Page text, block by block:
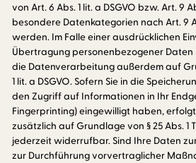
von Art. 6 Abs. 1 lit. a DSGVO bzw. Art. 9
besondere Datenkategorien nach Art. 9
werden. Im Falle einer ausdrücklichen
Übertragung personenbezogener
die Datenverarbeitung außerdem auf
1 lit. a DSGVO. Sofern Sie in die
den Zugriff auf Informationen in Ihr
Fingerprinting) eingewilligt haben,
zusätzlich auf Grundlage von § 25 Abs. 1
jederzeit widerrufbar. Sind Ihre Daten
zur Durchführung vorvertraglicher